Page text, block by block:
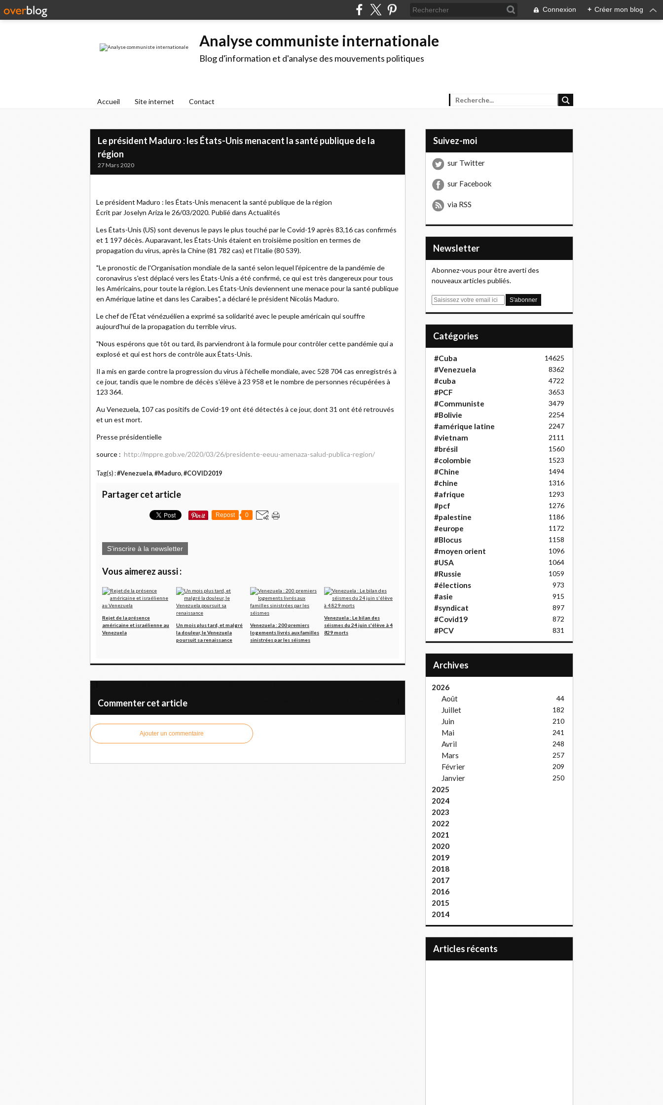
Connexion + Créer mon blog
Analyse communiste internationale
Blog d'information et d'analyse des mouvements politiques
Accueil Site internet Contact
Le président Maduro : les États-Unis menacent la santé publique de la
région
27 Mars 2020
Le président Maduro : les États-Unis menacent la santé publique de la région
Écrit par Joselyn Ariza le 26/03/2020. Publié dans Actualités
Les États-Unis (US) sont devenus le pays le plus touché par le Covid-19 après 83,16 cas confirmés
et 1 197 décès. Auparavant, les États-Unis étaient en troisième position en termes de
propagation du virus, après la Chine (81 782 cas) et l'Italie (80 539).
"Le pronostic de l'Organisation mondiale de la santé selon lequel l'épicentre de la pandémie de
coronavirus s'est déplacé vers les États-Unis a été confirmé, ce qui est très dangereux pour tous
les Américains, pour toute la région. Les États-Unis deviennent une menace pour la santé publique
en Amérique latine et dans les Caraïbes", a déclaré le président Nicolás Maduro.
Le chef de l'État vénézuélien a exprimé sa solidarité avec le peuple américain qui souffre
aujourd'hui de la propagation du terrible virus.
"Nous espérons que tôt ou tard, ils parviendront à la formule pour contrôler cette pandémie qui a
explosé et qui est hors de contrôle aux États-Unis.
Il a mis en garde contre la progression du virus à l'échelle mondiale, avec 528 704 cas enregistrés à
ce jour, tandis que le nombre de décès s'élève à 23 958 et le nombre de personnes récupérées à
123 364.
Au Venezuela, 107 cas positifs de Covid-19 ont été détectés à ce jour, dont 31 ont été retrouvés
et un est mort.
Presse présidentielle
source : http://mppre.gob.ve/2020/03/26/presidente-eeuu-amenaza-salud-publica-region/
Tag(s) :#Venezuela, #Maduro, #COVID2019
Partager cet article
Repost 0
S'inscrire à la newsletter
Vous aimerez aussi :
Rejet de la présence
américaine et israélienne au
Venezuela
Un mois plus tard, et malgré
la douleur, le Venezuela
poursuit sa renaissance
Venezuela : 200 premiers
logements livrés aux familles
sinistrées par les séismes
Venezuela : Le bilan des
séismes du 24 juin s'élève à 4
829 morts
Commenter cet article
Ajouter un commentaire
Suivez-moi
sur Twitter
sur Facebook
via RSS
Newsletter
Abonnez-vous pour être averti des
nouveaux articles publiés.
E
Catégories
#Cuba 14625
#Venezuela 8362
#cuba 4722
#PCF 3653
#Communiste 3479
#Bolivie 2254
#amérique latine 2247
#vietnam 2111
#brésil 1560
#colombie 1523
#Chine 1494
#chine 1316
#afrique 1293
#pcf 1276
#palestine 1186
#europe 1172
#Blocus 1158
#moyen orient 1096
#USA 1064
#Russie 1059
#élections 973
#asie 915
#syndicat 897
#Covid19 872
#PCV 831
Archives
2026
Août
44
Juillet 182
Juin 210
Mai 241
Avril 248
Mars 257
Février 209
Janvier 250
2025
2024
2023
2022
2021
2020
2019
2018
2017
2016
2015
2014
articles récents